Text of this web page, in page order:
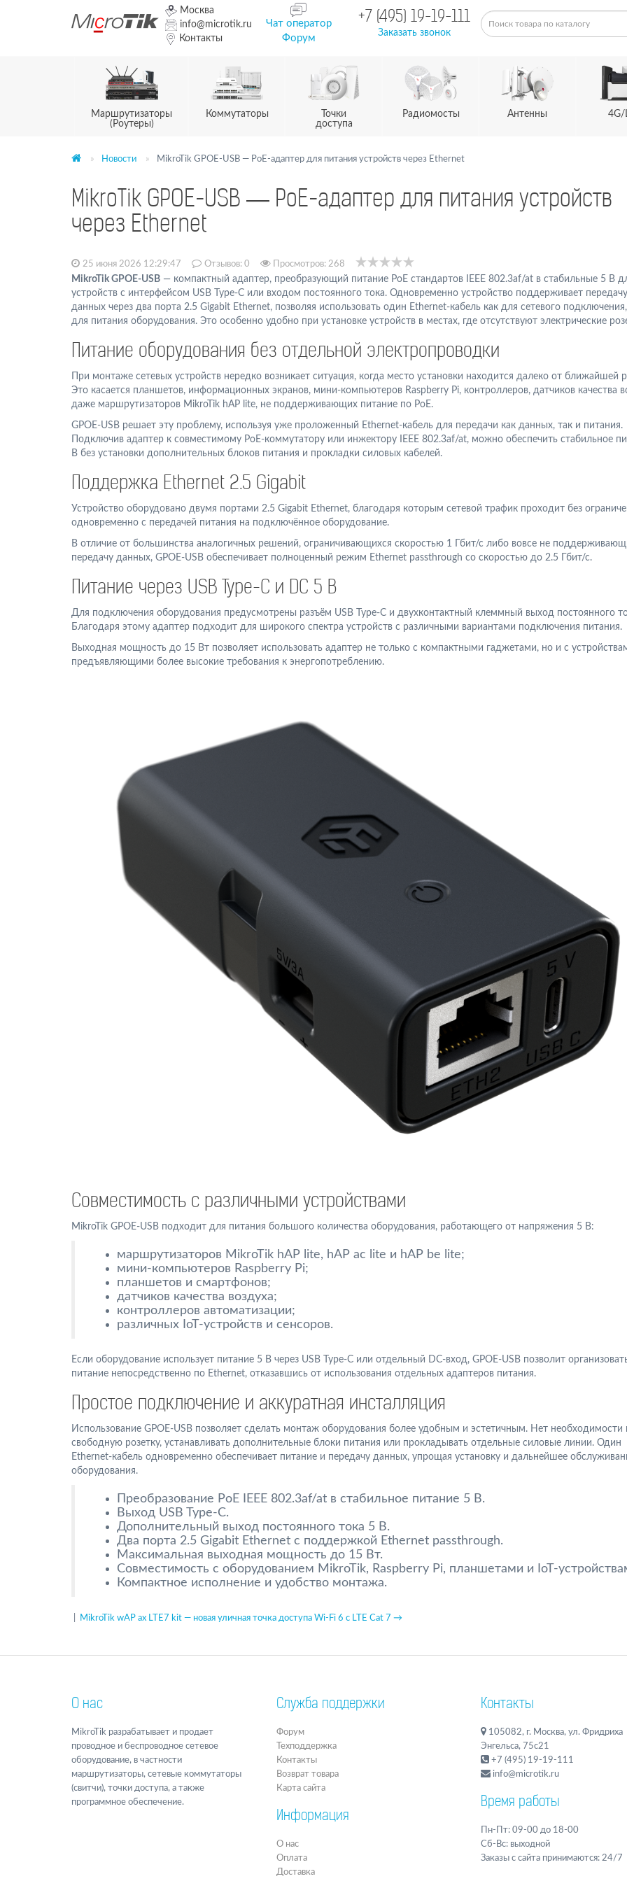
Москва
info@microtik.ru
Контакты
Чат оператор
Форум
+7 (495) 19-19-111
Заказать звонок
Маршрутизаторы
(Роутеры)
Коммутаторы
Точки
доступа
Радиомосты Антенны 4G/
Новости MikroTik GPOE-USB — PoE-адаптер для питания устройств через Ethernet
MikroTik GPOE-USB — PoE-адаптер для питания устройств
через Ethernet
25 июня 2026 12:29:47 Отзывов: 0 Просмотров: 268
MikroTik GPOE-USB — компактный адаптер, преобразующий питание PoE стандартов IEEE 802.3af/at в стабильные 5 В
устройств с интерфейсом USB Type-C или входом постоянного тока. Одновременно устройство поддерживает передачу
данных через два порта 2.5 Gigabit Ethernet, позволяя использовать один Ethernet-кабель как для сетевого
для питания оборудования. Это особенно удобно при установке устройств в местах, где отсутствуют электрические
Питание оборудования без отдельной электропроводки
При монтаже сетевых устройств нередко возникает ситуация, когда место установки находится далеко от ближайшей
Это касается планшетов, информационных экранов, мини-компьютеров Raspberry Pi, контроллеров, датчиков качества
даже маршрутизаторов MikroTik hAP lite, не поддерживающих питание по PoE.
GPOE-USB решает эту проблему, используя уже проложенный Ethernet-кабель для передачи как данных, так и питания.
Подключив адаптер к совместимому PoE-коммутатору или инжектору IEEE 802.3af/at, можно обеспечить стабильное
В без установки дополнительных блоков питания и прокладки силовых кабелей.
Поддержка Ethernet 2.5 Gigabit
Устройство оборудовано двумя портами 2.5 Gigabit Ethernet, благодаря которым сетевой трафик проходит без
одновременно с передачей питания на подключённое оборудование.
В отличие от большинства аналогичных решений, ограничивающихся скоростью 1 Гбит/с либо вовсе не
передачу данных, GPOE-USB обеспечивает полноценный режим Ethernet passthrough со скоростью до 2.5 Гбит/с.
Питание через USB Type-C и DC 5 В
Для подключения оборудования предусмотрены разъём USB Type-C и двухконтактный клеммный выход постоянного
Благодаря этому адаптер подходит для широкого спектра устройств с различными вариантами подключения питания.
Выходная мощность до 15 Вт позволяет использовать адаптер не только с компактными гаджетами, но и с
предъявляющими более высокие требования к энергопотреблению.
Совместимость с различными устройствами
MikroTik GPOE-USB подходит для питания большого количества оборудования, работающего от напряжения 5 В:
маршрутизаторов MikroTik hAP lite, hAP ac lite и hAP be lite;
мини-компьютеров Raspberry Pi;
планшетов и смартфонов;
датчиков качества воздуха;
контроллеров автоматизации;
различных IoT-устройств и сенсоров.
Если оборудование использует питание 5 В через USB Type-C или отдельный DC-вход, GPOE-USB позволит
питание непосредственно по Ethernet, отказавшись от использования отдельных адаптеров питания.
Простое подключение и аккуратная инсталляция
Использование GPOE-USB позволяет сделать монтаж оборудования более удобным и эстетичным. Нет необходимости
свободную розетку, устанавливать дополнительные блоки питания или прокладывать отдельные силовые линии. Один
Ethernet-кабель одновременно обеспечивает питание и передачу данных, упрощая установку и дальнейшее
оборудования.
Преобразование PoE IEEE 802.3af/at в стабильное питание 5 В.
Выход USB Type-C.
Дополнительный выход постоянного тока 5 В.
Два порта 2.5 Gigabit Ethernet с поддержкой Ethernet passthrough.
Максимальная выходная мощность до 15 Вт.
Совместимость с оборудованием MikroTik, Raspberry Pi, планшетами и IoT-
Компактное исполнение и удобство монтажа.
MikroTik wAP ax LTE7 kit — новая уличная точка доступа Wi-Fi 6 с LTE Cat 7 →
О нас
MikroTik разрабатывает и продает
проводное и беспроводное сетевое
оборудование, в частности
маршрутизаторы, сетевые коммутаторы
(свитчи), точки доступа, а также
программное обеспечение.
Служба поддержки
Форум
Техподдержка
Контакты
Возврат товара
Карта сайта
Информация
О нас
Оплата
Доставка
Контакты
105082, г. Москва, ул. Фридриха
Энгельса, 75с21
+7 (495) 19-19-111
info@microtik.ru
Время работы
Пн-Пт: 09-00 до 18-00
Сб-Вс: выходной
Заказы с сайта принимаются: 24/7